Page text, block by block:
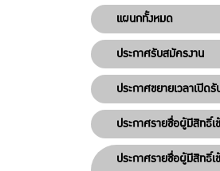
แผนกทั้งหมด
ประกาศรับสมัครงาน
ประกาศขยายเวลาเปิด
ประกาศรายชื่อผู้มีสิทธิ์เ
ประกาศรายชื่อผู้มีสิทธิ์เ